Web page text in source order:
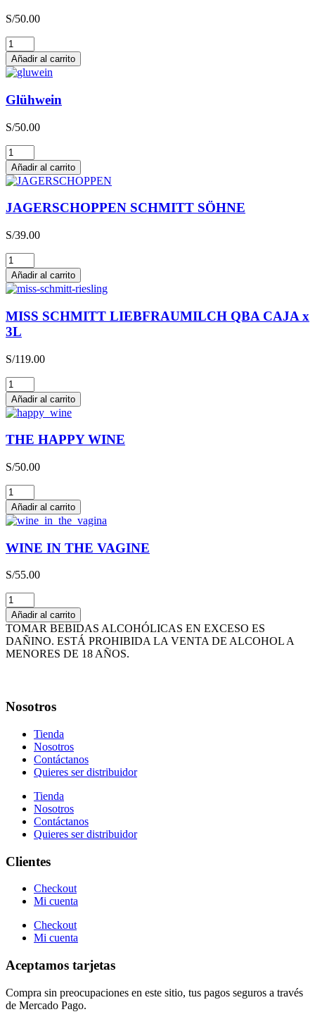
S/50.00
Glühpunsch
cantidad
Añadir al carrito
Glühwein
S/50.00
Glühwein
cantidad
Añadir al carrito
JAGERSCHOPPEN SCHMITT SÖHNE
S/39.00
JAGERSCHOPPEN
SCHMITT
SÖHNE
cantidad
Añadir al carrito
MISS SCHMITT LIEBFRAUMILCH QBA CAJA x
3L
S/119.00
MISS
SCHMITT
LIEBFRAUMILCH
QBA
CAJA
x
cantidad
Añadir al carrito
THE HAPPY WINE
S/50.00
THE
HAPPY
WINE
cantidad
Añadir al carrito
WINE IN THE VAGINE
S/55.00
WINE
IN
THE
VAGINE
cantidad
Añadir al carrito
TOMAR BEBIDAS ALCOHÓLICAS EN EXCESO ES
DAÑINO. ESTÁ PROHIBIDA LA VENTA DE ALCOHOL A
MENORES DE 18 AÑOS.
Nosotros
Tienda
Nosotros
Contáctanos
Quieres ser distribuidor
Tienda
Nosotros
Contáctanos
Quieres ser distribuidor
Clientes
Checkout
Mi cuenta
Checkout
Mi cuenta
Aceptamos tarjetas
Compra sin preocupaciones en este sitio, tus pagos seguros a través
de Mercado Pago.